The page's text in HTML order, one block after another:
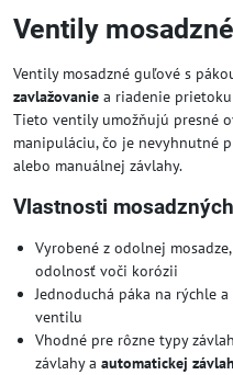
Ventily
Ventily mosadzné guľové s
zavlažovanie a riadenie
Tieto ventily umožňujú presné
manipuláciu, čo je nevyhnutné
alebo manuálnej závlahy.
Vlastnosti
Vyrobené z odolnej
odolnosť voči korózii
Jednoduchá páka na rýchle
ventilu
Vhodné pre rôzne typy
závlahy a automatickej